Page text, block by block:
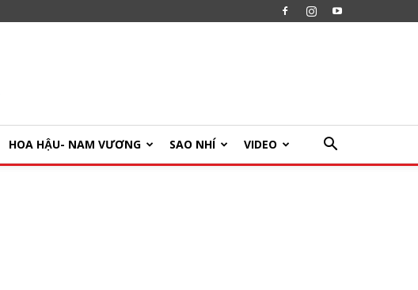
HOA HẬU- NAM VƯƠNG SAO NHÍ VIDEO